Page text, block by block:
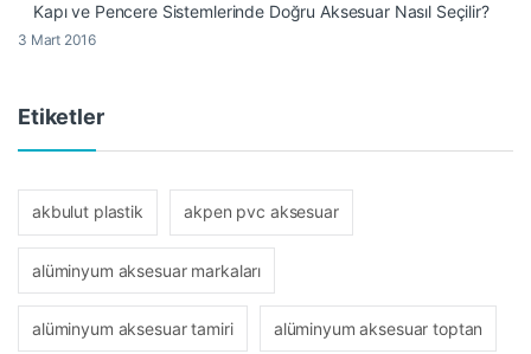
Kapı ve Pencere Sistemlerinde Doğru Aksesuar Nasıl Seçilir?
3 Mart 2016
Etiketler
akbulut plastik akpen pvc aksesuar
alüminyum aksesuar markaları
alüminyum aksesuar tamiri alüminyum aksesuar toptan